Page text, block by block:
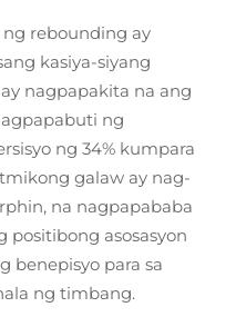
rebounding ay
kasiya-siyang
nagpapakita na ang
ng
ng 34% kumpara
galaw ay nag-
na nagpapababa
positibong asosasyon
benepisyo para sa
ng timbang.